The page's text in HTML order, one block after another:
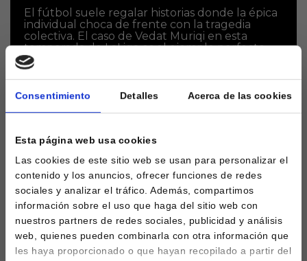
Consentimiento Detalles Acerca de las cookies
Esta página web usa cookies
Las cookies de este sitio web se usan para personalizar el
contenido y los anuncios, ofrecer funciones de redes
sociales y analizar el tráfico. Además, compartimos
información sobre el uso que haga del sitio web con
nuestros partners de redes sociales, publicidad y análisis
web, quienes pueden combinarla con otra información que
les haya proporcionado o que hayan recopilado a partir del
El fútbol suele regalar historias donde la épica
individual choca de frente con la tragedia
colectiva. El caso de Vedat Muriqi en esta
temporada de LaLiga es el ejemplo perfecto....
Muriqi amenaza el trofeo